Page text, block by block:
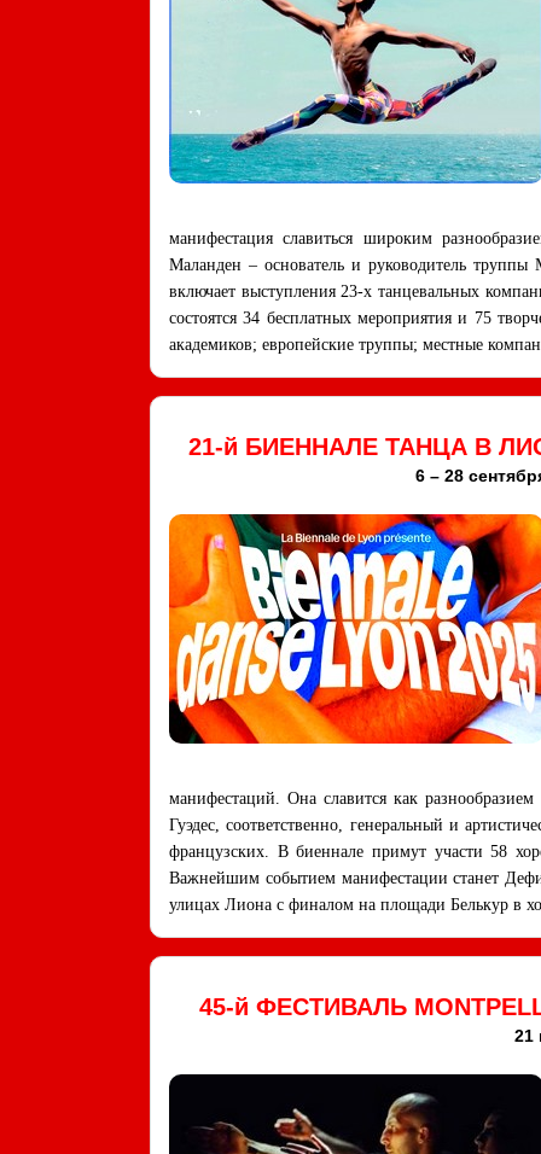
манифестация славиться широким
Маланден – основатель и руководитель
включает выступления 23-х танцевальных
состоятся 34 бесплатных мероприятия и 75
академиков; европейские труппы; местные
21-й БИЕННАЛЕ ТАНЦА В
6 – 28
манифестаций. Она славится как
Гуэдес, соответственно, генеральный и
французских. В биеннале примут участи 58
Важнейшим событием манифестации станет
улицах Лиона с финалом на площади Белькур в
45-й ФЕСТИВАЛЬ
21